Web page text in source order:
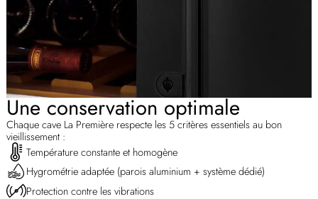
Une conservation optimale
Chaque cave La Première respecte les 5 critères essentiels au bon
vieillissement :
Température constante et homogène
Hygrométrie adaptée (parois aluminium + système dédié)
Protection contre les vibrations